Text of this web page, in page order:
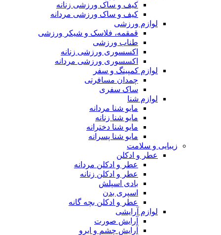
کیف و ساک ورزشی زنانه
کیف و ساک ورزشی مردانه
لوازم ورزشی
قمقمه، فلاسک و شیکر ورزشی
طناب ورزشی
اکسسوری ورزشی زنانه
اکسسوری ورزشی مردانه
لوازم کمپینگ و سفر
چمدان مسافرتی
ساک سفری
لوازم شنا
مایو شنا مردانه
مایو شنا زنانه
مایو شنا دخترانه
مایو شنا پسرانه
زیبایی و سلامت
عطر و ادکلن
عطر و ادکلن مردانه
عطر و ادکلن زنانه
بادی اسپلش
اسپری بدن
عطر و ادکلن بچه گانه
لوازم آرایشی
آرایش صورت
آرایش چشم و ابرو